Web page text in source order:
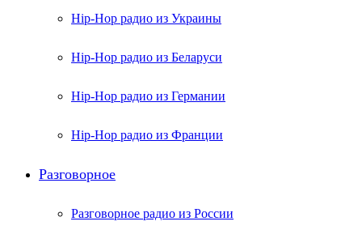
Hip-Hop радио из Украины
Hip-Hop радио из Беларуси
Hip-Hop радио из Германии
Hip-Hop радио из Франции
Разговорное
Разговорное радио из России